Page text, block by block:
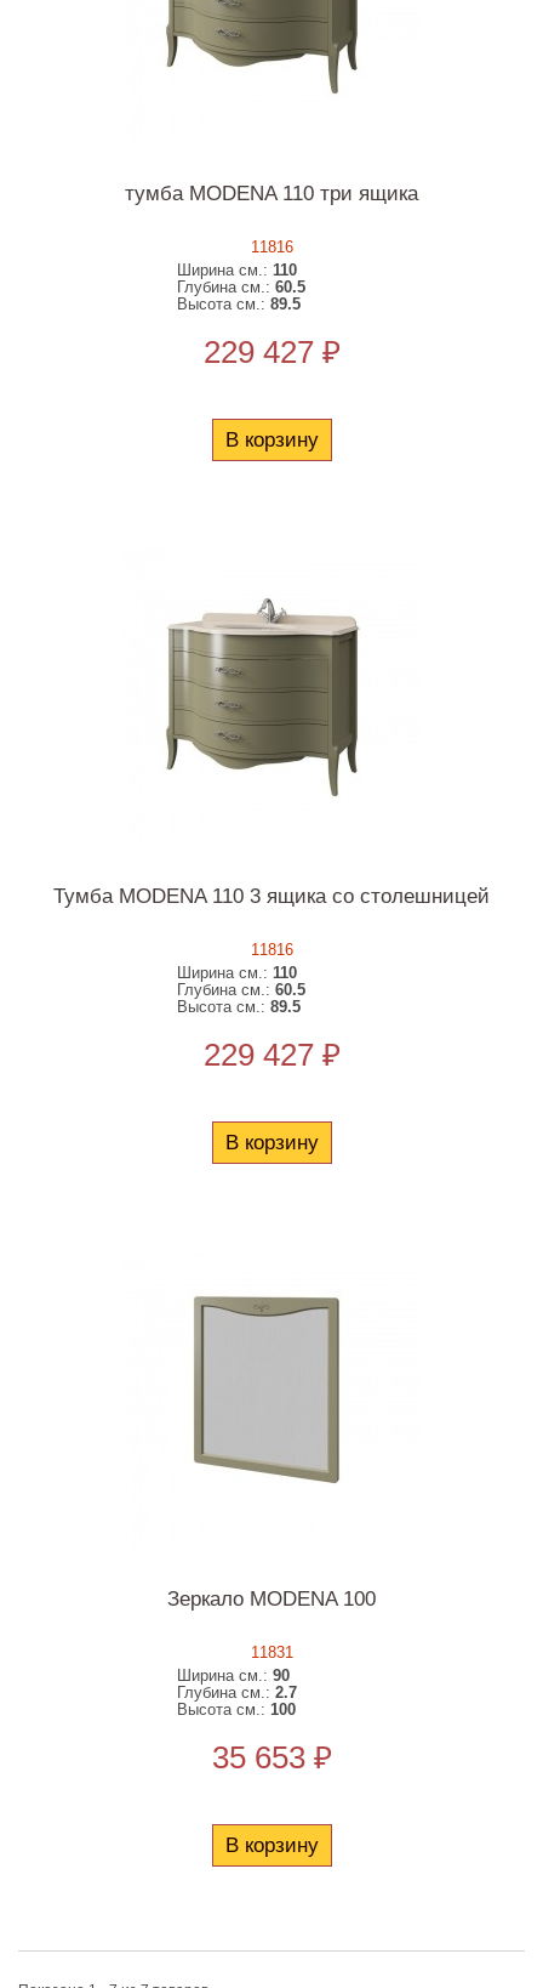
тумба MODENA 110 три ящика
11816
Ширина см.:110
Глубина см.:60.5
Высота см.:89.5
229 427 ₽
В корзину
Тумба MODENA 110 3 ящика со столешницей
11816
Ширина см.:110
Глубина см.:60.5
Высота см.:89.5
229 427 ₽
В корзину
Зеркало MODENA 100
11831
Ширина см.:90
Глубина см.:2.7
Высота см.:100
35 653 ₽
В корзину